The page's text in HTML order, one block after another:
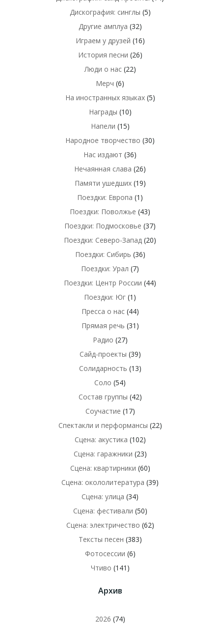
Дискография: синглы (5)
Другие амплуа (32)
Играем у друзей (16)
История песни (26)
Люди о нас(22)
Мерч (6)
На иностранных языках(5)
Награды (10)
Напели (15)
Народное творчество (30)
Нас издают (36)
Нечаянная слава (26)
Памяти ушедших(19)
Поездки: Европа (1)
Поездки: Поволжье (43)
Поездки: Подмосковье (37)
Поездки: Северо-Запад (20)
Поездки: Сибирь (36)
Поездки: Урал (7)
Поездки: Центр России (44)
Поездки: Юг (1)
Пресса о нас(44)
Прямая речь (31)
Радио (27)
Сайд-проекты (39)
Солидарность (13)
Соло (54)
Состав группы (42)
Соучастие (17)
Спектакли и перформансы (22)
Сцена: акустика (102)
Сцена: гаражники (23)
Сцена: квартирники (60)
Сцена: окололитература (39)
Сцена: улица (34)
Сцена: фестивали (50)
Сцена: электричество (62)
Тексты песен (383)
Фотосессии (6)
Чтиво (141)
Архив
2026 (74)